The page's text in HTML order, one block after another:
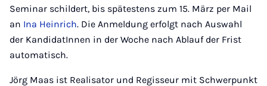
Seminar schildert, bis spätestens zum 15. März per Mail
an Ina Heinrich. Die Anmeldung erfolgt nach Auswahl
der KandidatInnen in der Woche nach Ablauf der Frist
automatisch.
Jörg Maas ist Realisator und Regisseur mit Schwerpunkt